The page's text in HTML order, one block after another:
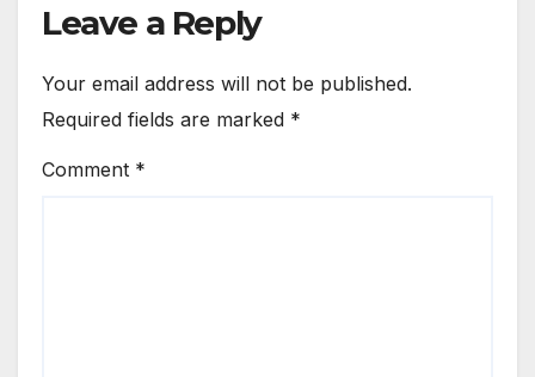
Leave a Reply
Your email address will not be published.
Required fields are marked *
Comment *